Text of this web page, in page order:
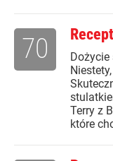
Dożycie
Terry z
które
70